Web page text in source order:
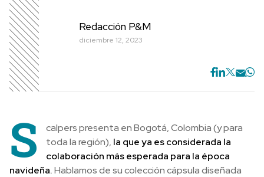
Redacción P&M
diciembre 12, 2023
S
calpers presenta en Bogotá, Colombia (y para
toda la región), la que ya es considerada la
colaboración más esperada para la época
navideña.Hablamos de su colección cápsula diseñada